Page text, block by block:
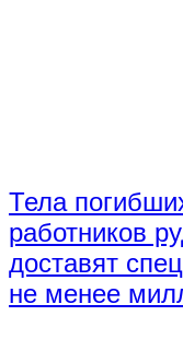
Тела
работников
доставят
не менее